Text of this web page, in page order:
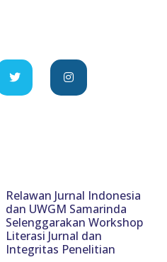
Relawan Jurnal Indonesia
dan UWGM Samarinda
Selenggarakan Workshop
Literasi Jurnal dan
Integritas Penelitian